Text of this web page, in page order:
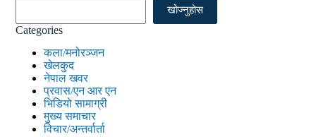
खोज्नुहोस
Categories
कला/मनोरञ्जन
खेलकुद
नेपाल खवर
प्रवास/एन आर एन
भिडियो सामाग्री
मुख्य समाचार
विचार/अन्तर्वार्ता